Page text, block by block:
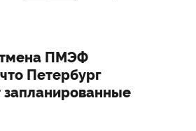
ПМЭФ
Петербург